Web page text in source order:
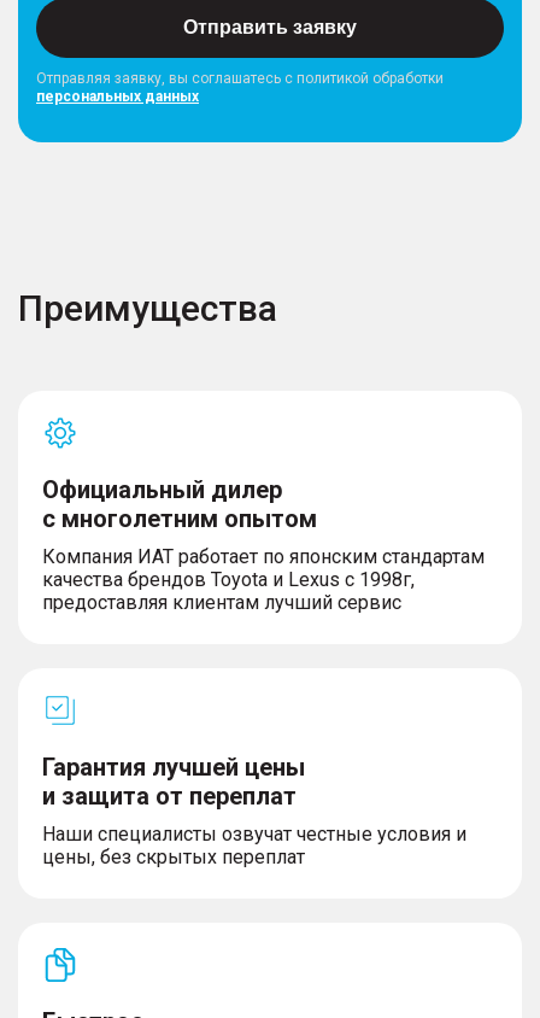
Отправить заявку
Отправляя заявку, вы соглашатесь с политикой обработки
персональных данных
Преимущества
Официальный дилер
с многолетним опытом
Компания ИАТ работает по японским стандартам
качества брендов Toyota и Lexus с 1998г,
предоставляя клиентам лучший сервис
Гарантия лучшей цены
и защита от переплат
Наши специалисты озвучат честные условия и
цены, без скрытых переплат